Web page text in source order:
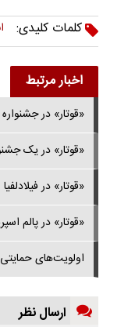
کلمات کلیدی:
اخبار مرتبط
«قوتار» در جشنواره
«قوتار» در یک
«قوتار» در
«قوتار» در پالم
اولویت‌های حمایتی و زمان‌بندی
ارسال نظر